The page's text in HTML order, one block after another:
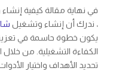
في نهاية مقالة كيفية
، ندرك أن إنشاء وتشغيل
يكون خطوة حاسمة في
الكفاءة التشغيلية. من خلال
تحديد الأهداف واختيار